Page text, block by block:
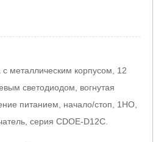
с металлическим корпусом, 12
светодиодом, вогнутая
питанием, начало/стоп, 1НО,
серия CDOE-D12C.